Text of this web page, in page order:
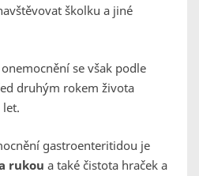
školku a jiné
se však podle
druhým rokem života
gastroenteritidou je
rukou a také čistota hraček a